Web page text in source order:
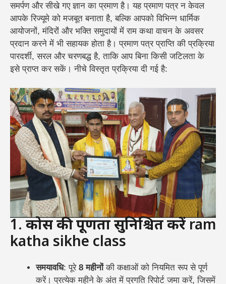
समर्पण और सीखे गए ज्ञान का प्रमाण है। यह प्रमाण पत्र न केवल
आपके रिज्यूमे को मजबूत बनाता है, बल्कि आपको विभिन्न धार्मिक
आयोजनों, मंदिरों और भक्ति समुदायों में राम कथा वाचन के अवसर
प्रदान करने में भी सहायक होता है। प्रमाण पत्र प्राप्ति की प्रक्रिया
पारदर्शी, सरल और चरणबद्ध है, ताकि आप बिना किसी जटिलता के
इसे प्राप्त कर सकें। नीचे विस्तृत प्रक्रिया दी गई है:
1. कोर्स की पूर्णता सुनिश्चित करें ram
katha sikhe class
समयावधि: पूरे 8 महीनोंकी कक्षाओं को नियमित रूप से पूर्ण
करें। प्रत्येक महीने के अंत में प्रगति रिपोर्ट जमा करें, जिसमें